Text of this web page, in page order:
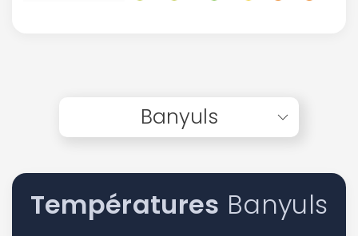
Banyuls
Températures Banyuls